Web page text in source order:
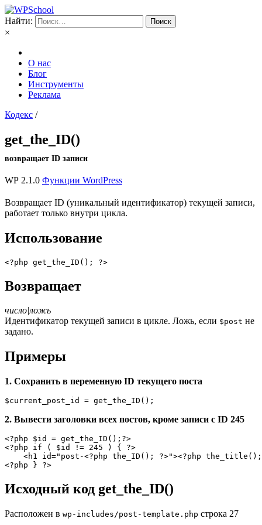
Найти:
×
О нас
Блог
Инструменты
Реклама
Кодекс /
get_the_ID()
возвращает ID записи
WP 2.1.0 Функции WordPress
Возвращает ID (уникальный идентификатор) текущей записи,
работает только внутри цикла.
Использование
<?php get_the_ID(); ?>
Возвращает
число|ложь
Идентификатор текущей записи в цикле. Ложь, если $post не
задано.
Примеры
1. Сохранить в переменную ID текущего поста
$current_post_id = get_the_ID();
2. Вывести заголовки всех постов, кроме записи с ID 245
<?php $id = get_the_ID();?>
<?php if ( $id != 245 ) { ?>
<h1 id="post-<?php the_ID(); ?>"><?php
<?php } ?>
Исходный код get_the_ID()
Расположен в wp-includes/post-template.php строка 27